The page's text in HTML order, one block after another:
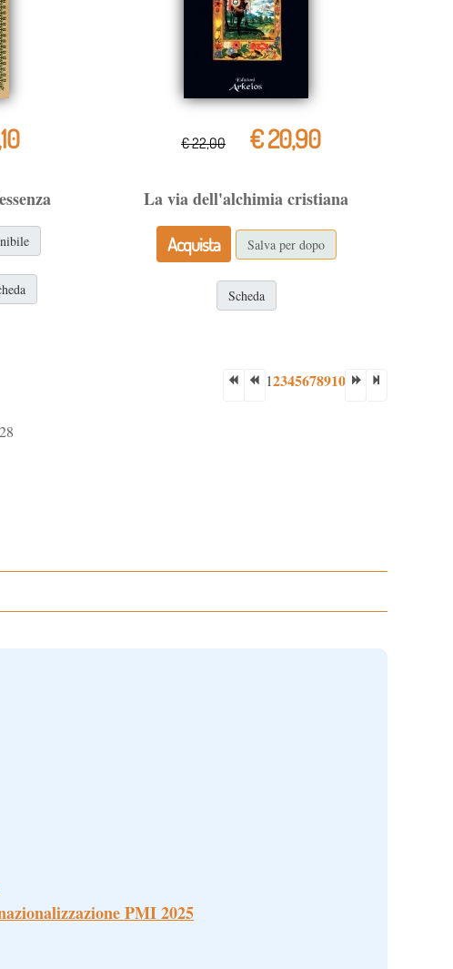
€ 22,00 € 20,90
La via dell'alchimia cristiana
Acquista
Salva per dopo
Scheda
12345678910
PMI 2025